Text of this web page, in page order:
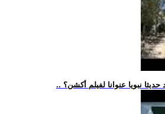
نبويا عنوانا لفيلم أكشن؟